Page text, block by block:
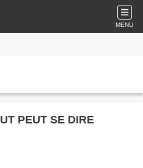
MENU
PEUT SE DIRE